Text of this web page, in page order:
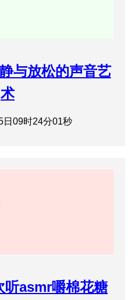
与放松的声音艺
术
日09时24分01秒
听asmr嚼棉花糖